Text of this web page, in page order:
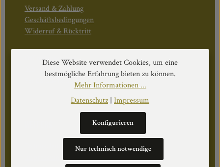
Versand & Zahlung
Geschäftsbedingungen
Widerruf & Rücktritt
Öffnungszeiten:
Mo–Do: 08:30–17:00 Uhr
Fr: 08:30–12:30 Uhr
Diese Website verwendet Cookies, um eine
bestmögliche Erfahrung bieten zu können.
Mehr Informationen ...
Datenschutz| Impressum
Nur technisch notwendige
Konfigurieren